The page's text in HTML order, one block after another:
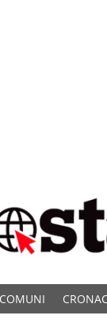
COMUNI